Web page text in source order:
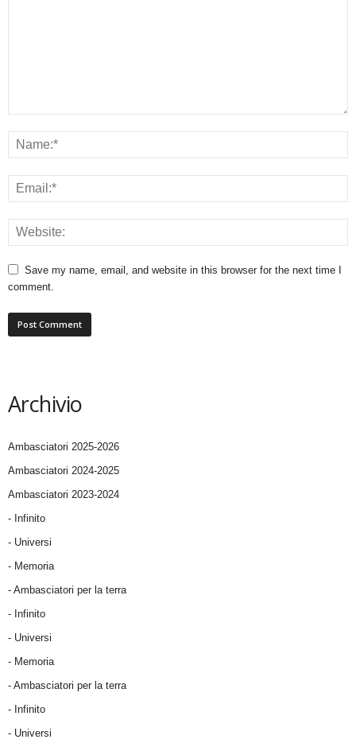
Save my name, email, and website in this browser for the next time I
comment.
Archivio
Ambasciatori 2025-2026
Ambasciatori 2024-2025
Ambasciatori 2023-2024
- Infinito
- Universi
- Memoria
- Ambasciatori per la terra
- Infinito
- Universi
- Memoria
- Ambasciatori per la terra
- Infinito
- Universi